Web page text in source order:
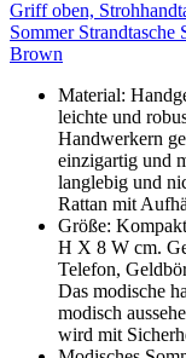
Griff oben,
Sommer Strandtasche
Brown
Material:
leichte und
Handwerkern
einzigartig und
langlebig und
Rattan mit
Größe:
H X 8 W cm.
Telefon,
Das modische
modisch
wird mit